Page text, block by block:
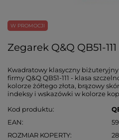
W PROMOCJI
Zegarek Q&Q QB51-
Kwadratowy klasyczny
firmy Q&Q QB51-111 - klasa
kolorze żółtego złota, brązowy
indeksy i wskazówki w kolorze
Kod produktu
EAN
ROZMIAR KOPERTY